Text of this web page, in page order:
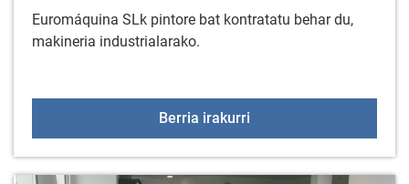
Euromáquina SLk pintore bat kontratatu behar du,
makineria industrialarako.
Berria irakurri